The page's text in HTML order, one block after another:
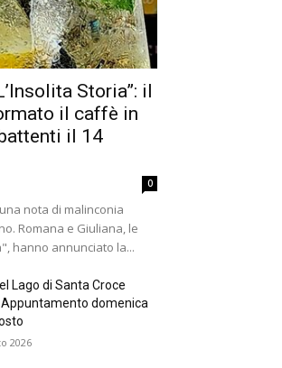
Storia”: il
il caffè in
il 14
0
nota di malinconia
Romana e Giuliana, le
hanno annunciato la...
Lago di Santa Croce
Appuntamento domenica
2026